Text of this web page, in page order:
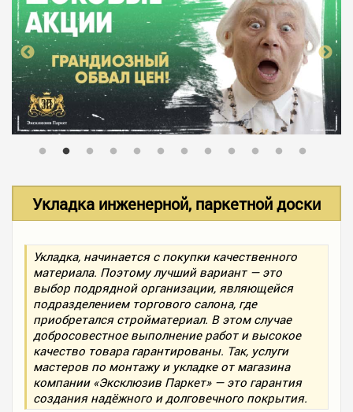
ГЛАВНАЯ
АССОРТИМЕНТ
В НАЛИЧИИ
ФОТО РАБОТ
КОНТАКТЫ
ПОЛЕЗНОЕ
Укладка инженерной, паркетной доски
Укладка, начинается с покупки качественного
материала. Поэтому лучший вариант — это
выбор подрядной организации, являющейся
подразделением торгового салона, где
приобретался стройматериал. В этом случае
добросовестное выполнение работ и высокое
качество товара гарантированы. Так, услуги
мастеров по монтажу и укладке от магазина
компании «Эксклюзив Паркет» — это гарантия
создания надёжного и долговечного покрытия.